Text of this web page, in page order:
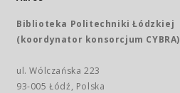
Biblioteka Politechniki Łódzkiej
(koordynator konsorcjum CYBRA)
ul. Wólczańska 223
93-005 Łódź, Polska